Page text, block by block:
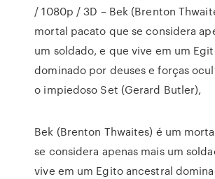
/ 1080p / 3D – Bek (Brenton
mortal pacato que se considera
um soldado, e que vive em um
dominado por deuses e forças
o impiedoso Set (Gerard Butler),
Bek (Brenton Thwaites) é um
se considera apenas mais um
vive em um Egito ancestral